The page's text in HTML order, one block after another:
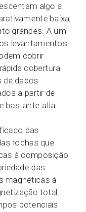
algo a
baixa,
grandes. A um
levantamentos
cobrir
cobertura
de dados
a partir de
bastante alta.
das
rochas que
à composição
das
magnéticas à
total.
potenciais